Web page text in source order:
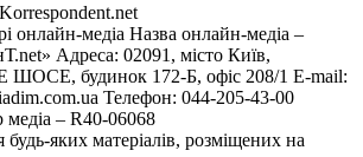
онлайн-медіа Назва онлайн-медіа –
Адреса: 02091, місто Київ,
будинок 172-Б, офіс 208/1 E-mail:
Телефон: 044-205-43-00
медіа – R40-06068
яких матеріалів, розміщених на